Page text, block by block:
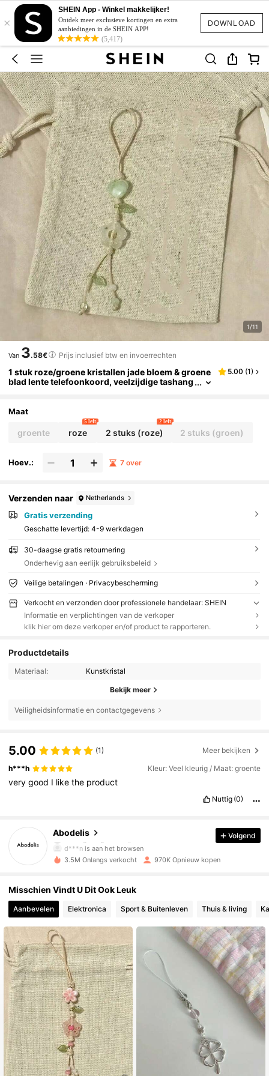
DOWNLOAD
×
SHEIN App - Winkel makkelijker!
Ontdek meer exclusieve kortingen en extra
aanbiedingen in de SHEIN APP!
(5,417)
1/11
Van 3.58€ Prijs inclusief btw en invoerrechten
1 stuk roze/groene kristallen jade bloem & groene
blad lente telefoonkoord, veelzijdige tashang
ect verjaardags- of vakantiecadeau voor moeder,
familie en vrienden
5.00 (1)
Maat
groente roze
5 left
2 stuks (roze)
2 left
2 stuks (groen)
Hoev.: 7 over
Verzenden naar Netherlands
Gratis verzending
Geschatte levertijd: 4-9 werkdagen
30-daagse gratis retournering
Onderhevig aan eerlijk gebruiksbeleid
Veilige betalingen · Privacybescherming
Verkocht en verzonden door professionele handelaar: SHEIN
Informatie en verplichtingen van de verkoper
klik hier om deze verkoper en/of product te rapporteren.
Productdetails
Materiaal: Kunstkristal
Bekijk meer
Veiligheidsinformatie en contactgegevens
5.00 (1) Meer bekijken
h***h Kleur: Veel kleurig / Maat: groente
verygood I likethe product
Nuttig (0)
Abodelis
d***n is aan het browsen
4.88
4.88 37K Volgers
4.88 37K Volgers
4.88 37K Volgers
4.88 37K Volgers
4.88 37K Volgers
Volgend
3.5M Onlangs verkocht 970K Opnieuw kopen
Misschien Vindt U Dit Ook Leuk
Aanbevelen Elektronica Sport & Buitenleven Thuis & living